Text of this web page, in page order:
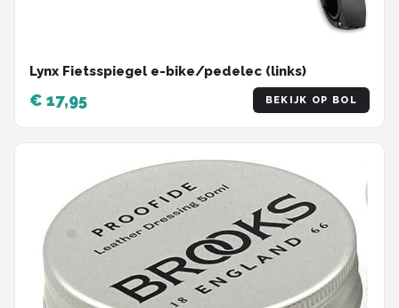
Lynx Fietsspiegel e-bike/pedelec (links)
€ 17,95 BEKIJK OP BOL